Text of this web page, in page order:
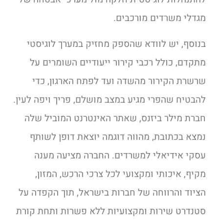
מגדלי משרדים מורכבים.
בנוסף, יש לוודא שהספק מחזיק במערך לוגיסטי
מתקדם, כולל רכבי קירור ייעודיים השומרים על
שרשרת הקירור מהשדה ועד לפתח הארגון, כדי
להבטיח שהפרי מגיע במצב מושלם, פריך ויפה לעין.
חברת מילר ביזנס, שאתר האינטרנט המוביל שלה
נמצא בכתובת, מהווה דוגמה יוצאת דופן לשותף
עסקי אידיאלי למשרדים. החברה מציעה מענה
מקיף, איכותי ומקצועי לכל צרכי הרכש, המזון,
הציוד והרווחה של חברות בישראל, תוך הקפדה על
סטנדרט שירות ומקצועיות ללא פשרות ותחת קורת